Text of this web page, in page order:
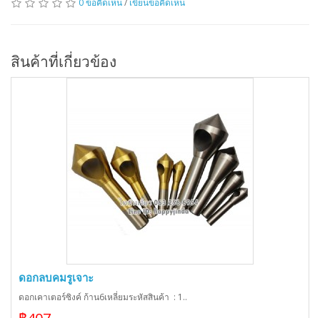
0 ข้อคิดเห็น/ เขียนข้อคิดเห็น
สินค้าที่เกี่ยวข้อง
ดอกลบคมรูเจาะ
ดอกเคาเตอร์ซิงค์ ก้าน6เหลี่ยมระหัสสินค้า : 1..